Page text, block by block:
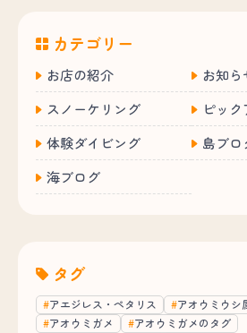
カテゴリー
お店の紹介
お知ら
スノーケリング
ピッ
体験ダイビング
島ブロ
海ブログ
タグ
アエジレス・ペタリス
アオウミウシ
アオウミガメ
アオウミガメのタグ